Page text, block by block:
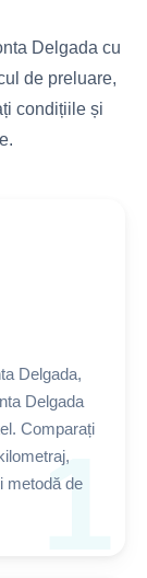
Delgada cu
de preluare,
condițiile și
1
Delgada,
Delgada
Comparați
metodă de